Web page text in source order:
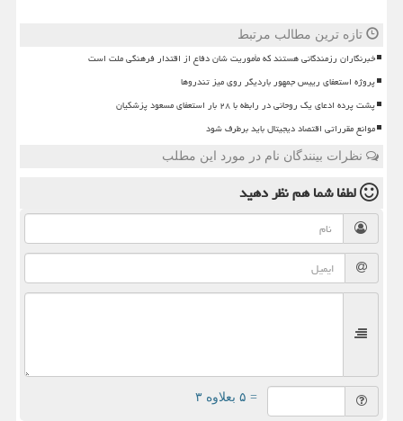
تازه ترین مطالب مرتبط
خبرنگاران رزمندگانی هستند که مأموریت شان دفاع از اقتدار فرهنگی ملت است
پروژه استعفای رییس جمهور باردیگر روی میز تندروها
پشت پرده ادعای یک روحانی در رابطه با ۲۸ بار استعفای مسعود پزشکیان
موانع مقرراتی اقتصاد دیجیتال باید برطرف شود
نظرات بینندگان نام در مورد این مطلب
لطفا شما همنظر دهید
= ۵ بعلاوه ۳